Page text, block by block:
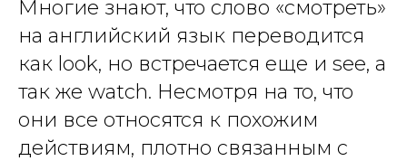
Многие знают, что слово «смотреть»
на английский язык переводится
как look, но встречается еще и see, а
так же watch. Несмотря на то, что
они все относятся к похожим
действиям, плотно связанным с